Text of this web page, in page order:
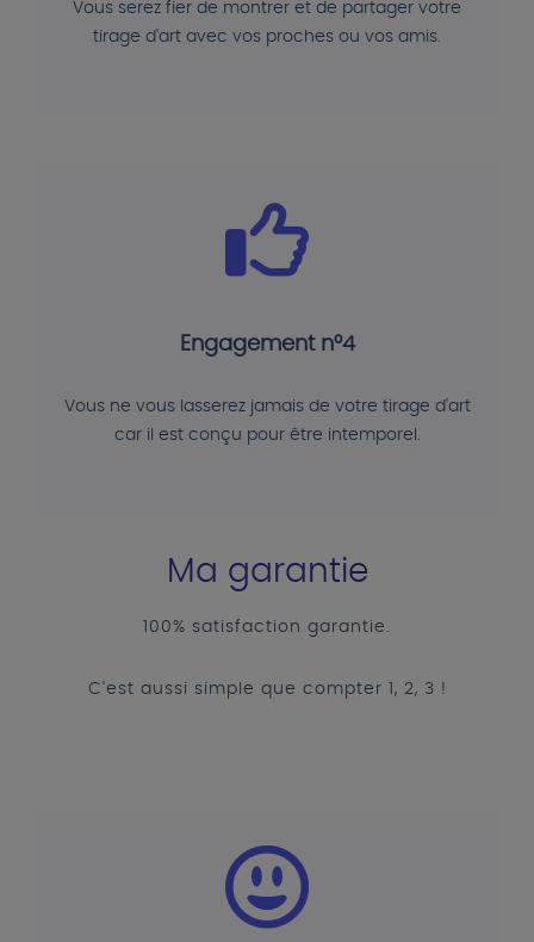
Vous serez fier de montrer et de partager votre
tirage d'art avec vos proches ou vos amis.
Engagement n°4
Vous ne vous lasserez jamais de votre tirage d'art
car il est conçu pour être intemporel.
Ma garantie
100% satisfaction garantie.
C'est aussi simple que compter 1, 2, 3 !